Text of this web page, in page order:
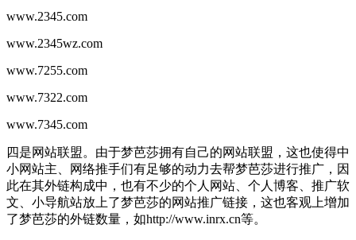
www.2345.com
www.2345wz.com
www.7255.com
www.7322.com
www.7345.com
四是网站联盟。由于梦芭莎拥有自己的网站联盟，这也使得中
小网站主、网络推手们有足够的动力去帮梦芭莎进行推广，因
此在其外链构成中，也有不少的个人网站、个人博客、推广软
文、小导航站放上了梦芭莎的网站推广链接，这也客观上增加
了梦芭莎的外链数量，如http://www.inrx.cn等。